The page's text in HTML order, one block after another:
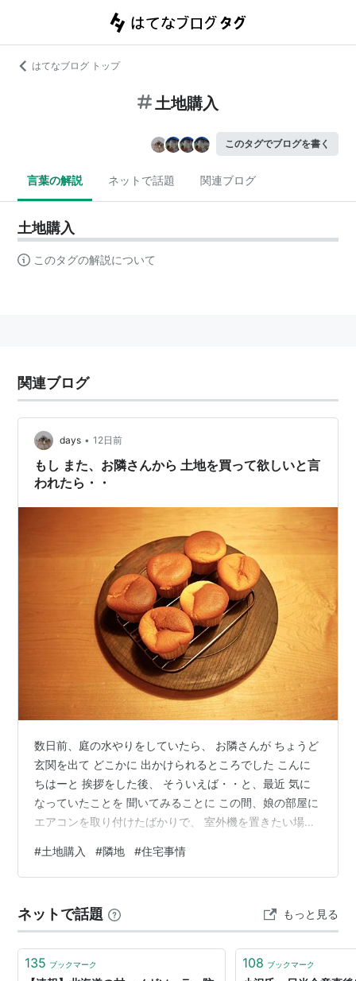
はてなブログ トップ
土地購入
このタグでブログを書く
言葉の解説 ネットで話題 関連ブログ
土地購入
このタグの解説について
関連ブログ
days • 12日前
もし また、お隣さんから 土地を買って欲しいと言
われたら・・
数日前、庭の水やりをしていたら、 お隣さんが ちょうど
玄関を出て どこかに 出かけられるところでした こんに
ちはーと 挨拶をした後、 そういえば・・と、最近 気に
なっていたことを 聞いてみることに この間、娘の部屋に
エアコンを取り付けたばかりで、 室外機を置きたい場所
もあり・・ 窓から出来るだけ離れるように 伸ばしてもら
ったのですが、 それでも やっぱり近いので 迷惑になっ
すよーと 言って下さったので ホッとしましたが、 一日
中 つけっぱなしにするのは やめた方が いいかも。。 た
だ…
#土地購入 #隣地 #住宅事情
ネットで話題 もっと見る
135 ブックマーク 108 ブックマーク